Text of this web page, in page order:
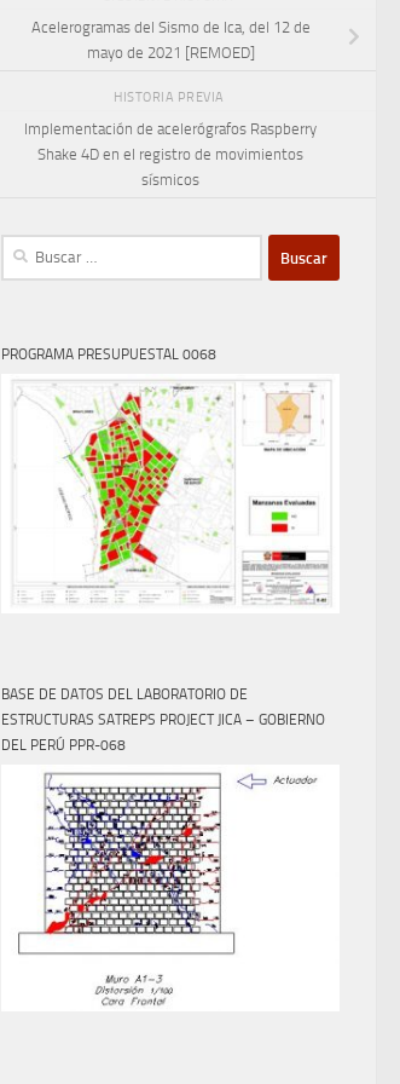
Acelerogramas del Sismo de Ica, del 12 de
mayo de 2021 [REMOED]
HISTORIA PREVIA
Implementación de acelerógrafos Raspberry
Shake 4D en el registro de movimientos
sísmicos
Buscar:
PROGRAMA PRESUPUESTAL 0068
BASE DE DATOS DEL LABORATORIO DE
ESTRUCTURAS SATREPS PROJECT JICA – GOBIERNO
DEL PERÚ PPR-068